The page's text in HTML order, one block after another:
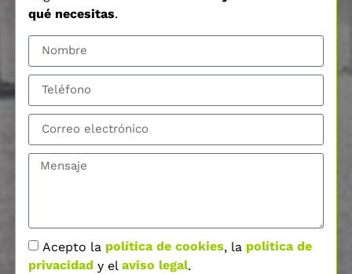
qué necesitas.
Acepto la política de cookies, la política de
privacidad y el aviso legal.